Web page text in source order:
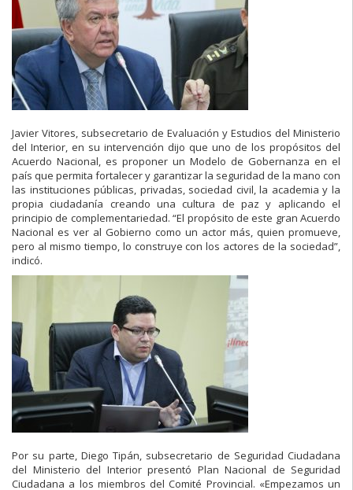
Javier Vitores, subsecretario de Evaluación y Estudios del Ministerio
del Interior, en su intervención dijo que uno de los propósitos del
Acuerdo Nacional, es proponer un Modelo de Gobernanza en el
país que permita fortalecer y garantizar la seguridad de la mano con
las instituciones públicas, privadas, sociedad civil, la academia y la
propia ciudadanía creando una cultura de paz y aplicando el
principio de complementariedad. “El propósito de este gran Acuerdo
Nacional es ver al Gobierno como un actor más, quien promueve,
pero al mismo tiempo, lo construye con los actores de la sociedad”,
indicó.
Por su parte, Diego Tipán, subsecretario de Seguridad Ciudadana
del Ministerio del Interior presentó Plan Nacional de Seguridad
Ciudadana a los miembros del Comité Provincial. «Empezamos un